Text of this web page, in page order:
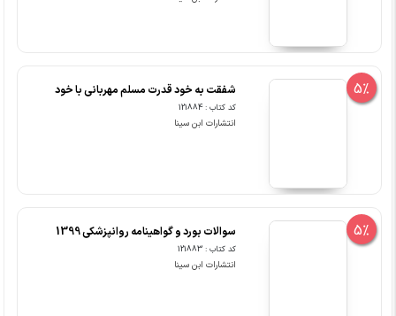
5% شفقت به خود قدرت مسلم مهربانی با خود
کد کتاب : 121884
انتشارات ابن سینا
5% سوالات بورد و گواهینامه روانپزشکی 1399
کد کتاب : 121883
انتشارات ابن سینا